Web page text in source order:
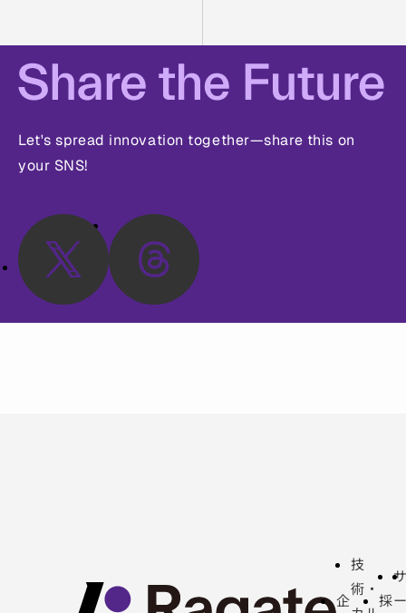
Let's spread innovation together—share this on
your SNS!
企
技
術・
採